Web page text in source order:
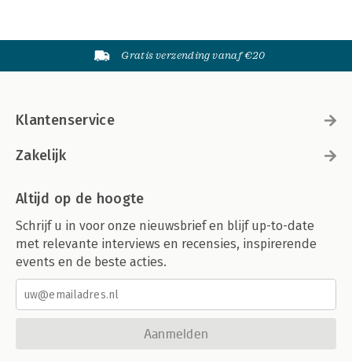
Gratis verzending vanaf €20
Klantenservice
Zakelijk
Altijd op de hoogte
Schrijf u in voor onze nieuwsbrief en blijf up-to-date
met relevante interviews en recensies, inspirerende
events en de beste acties.
Aanmelden